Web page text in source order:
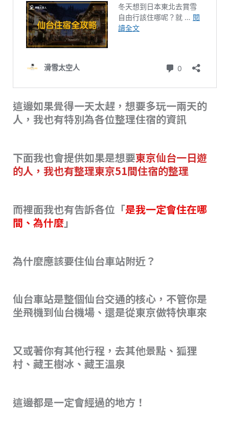
這邊如果覺得一天太趕，想要多玩一兩天的
人，我也有特別為各位整理住宿的資訊
下面我也會提供如果是想要東京仙台一日遊
的人，我也有整理東京51間住宿的整理
而裡面我也有告訴各位「是我一定會住在哪
間、為什麼」
為什麼應該要住仙台車站附近？
仙台車站是整個仙台交通的核心，不管你是
坐飛機到仙台機場、還是從東京做特快車來
又或著你有其他行程，去其他景點、狐狸
村、藏王樹冰、藏王溫泉
這邊都是一定會經過的地方！